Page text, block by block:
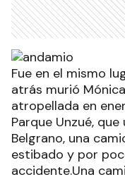
Fue en el mismo
atrás murió
atropellada en
Parque Unzué,
Belgrano, una
estibado y por
accidente.Una